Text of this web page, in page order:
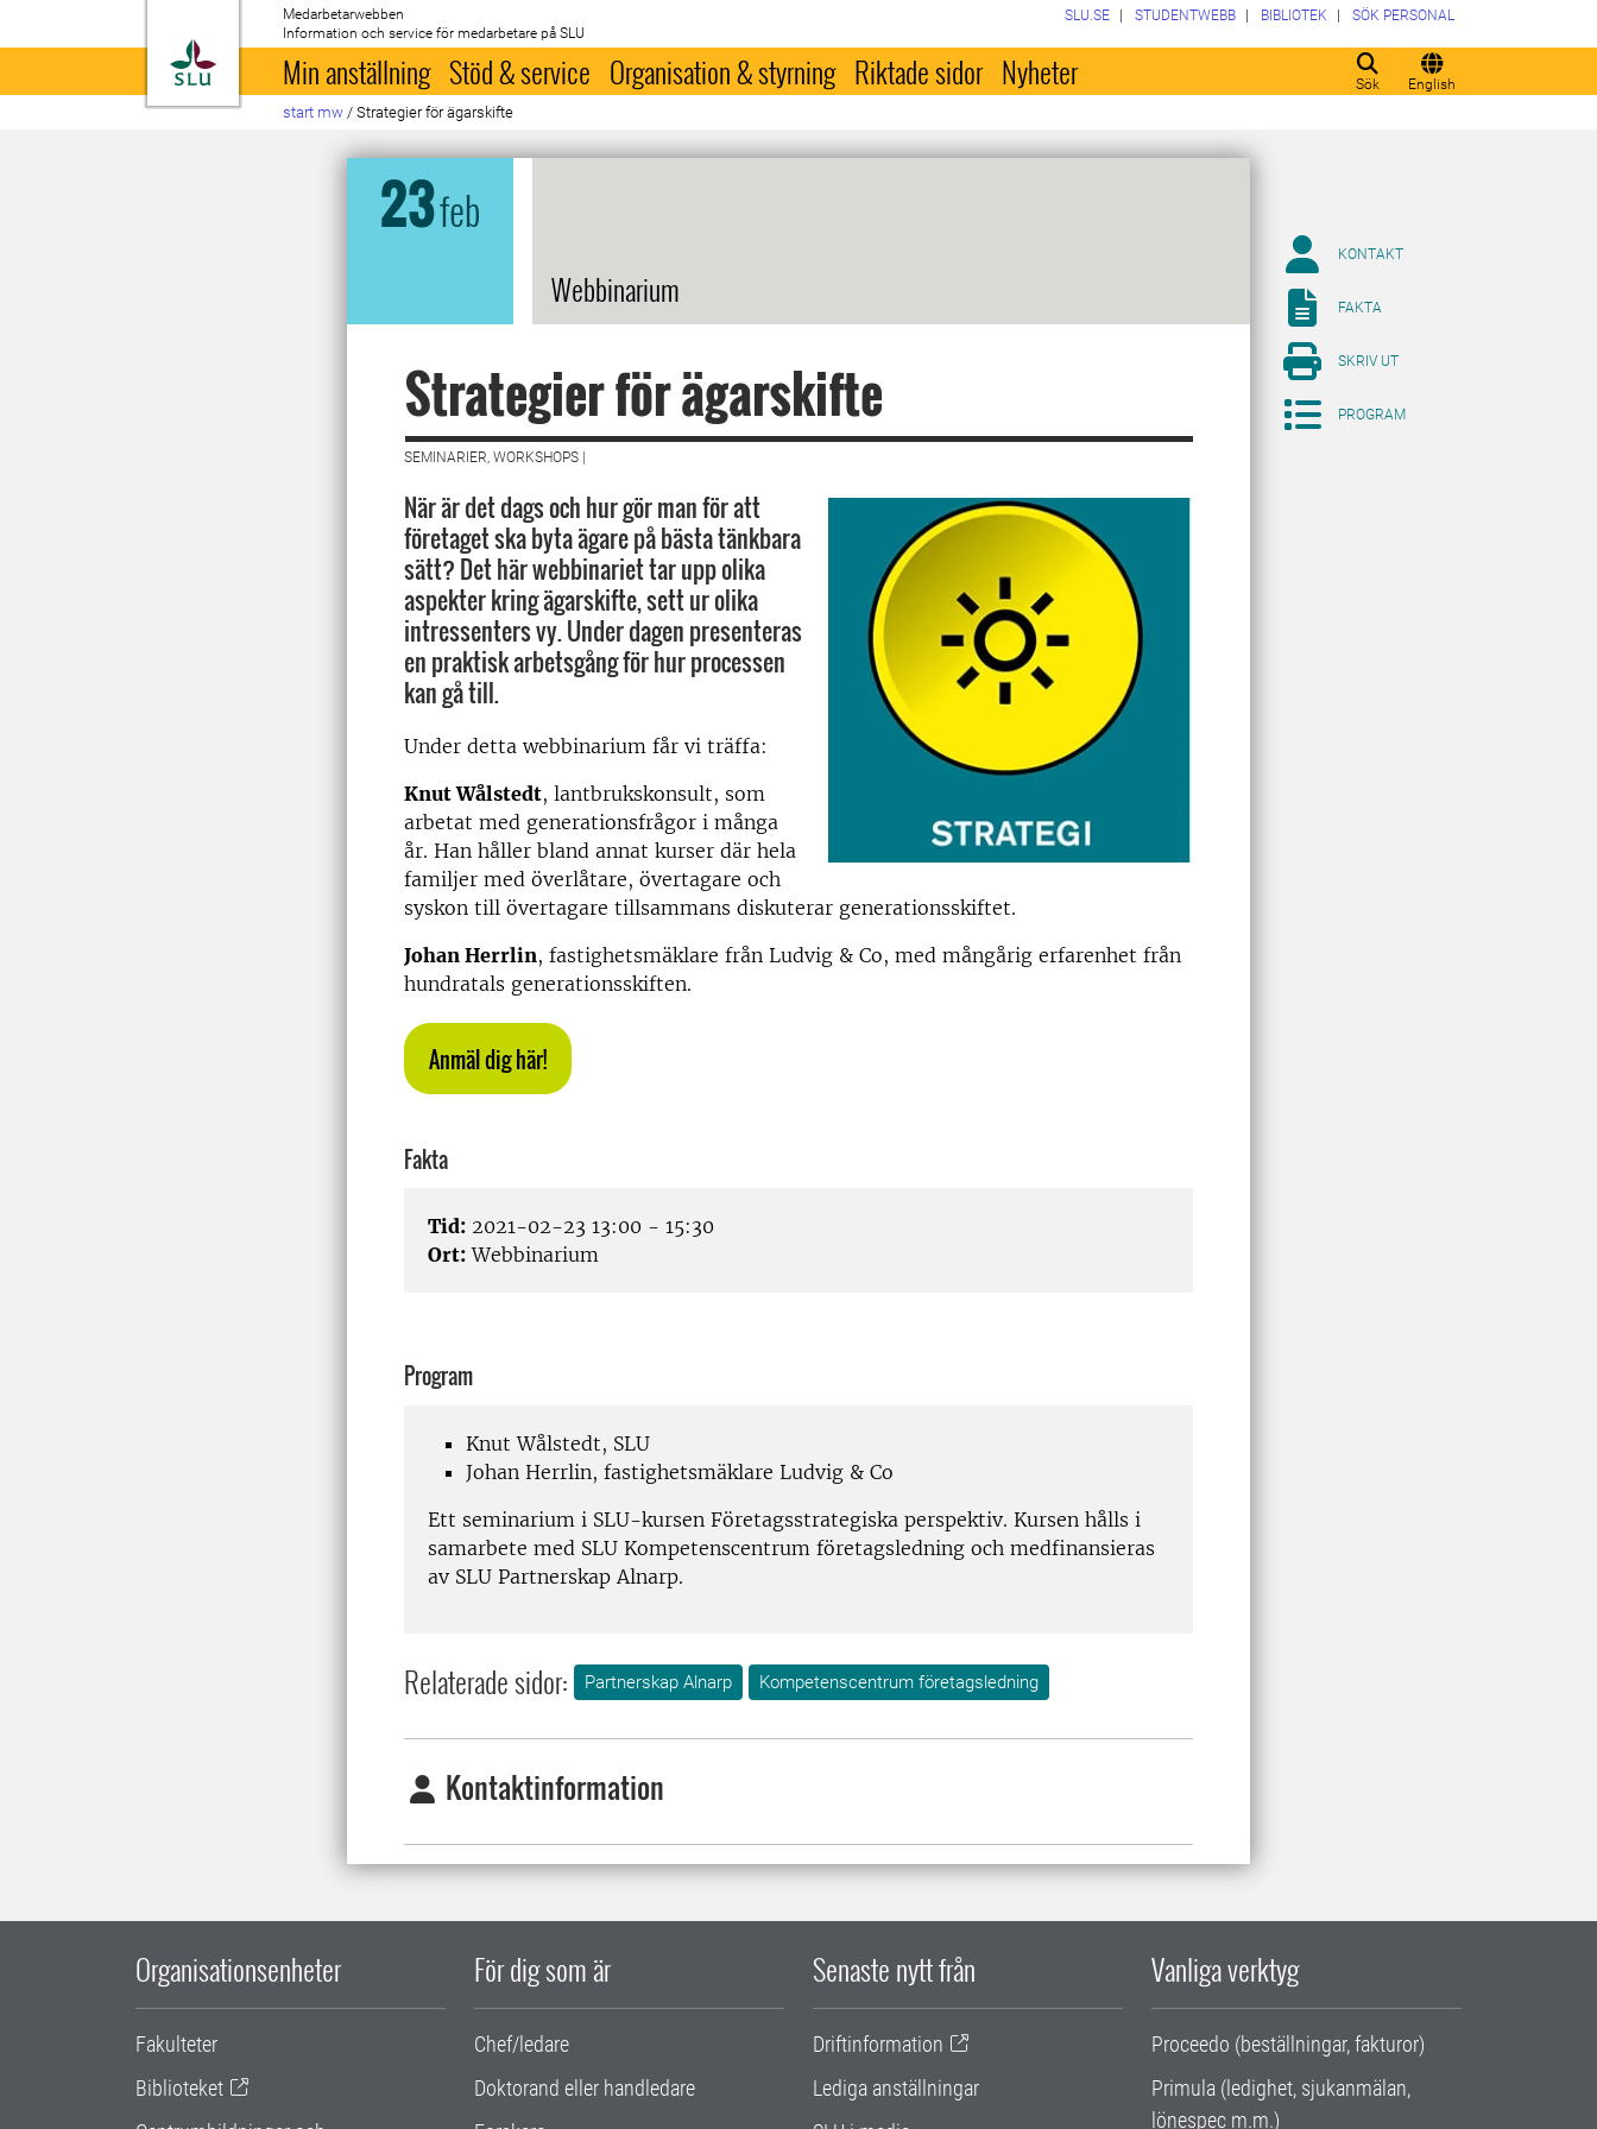
Till startsida
Medarbetarwebben
Information och service för medarbetare på SLU
Sök English
SLU.SE STUDENTWEBB BIBLIOTEK SÖK PERSONAL
Min anställning Stöd & service Organisation & styrning Riktade sidor Nyheter
start mw / Strategier för ägarskifte
23feb
Webbinarium
Strategier för ägarskifte
SEMINARIER, WORKSHOPS |
När är det dags och hur gör man för att
företaget ska byta ägare på bästa tänkbara
sätt? Det här webbinariet tar upp olika
aspekter kring ägarskifte, sett ur olika
intressenters vy. Under dagen presenteras
en praktisk arbetsgång för hur processen
kan gå till.
Under detta webbinarium får vi träffa:
Knut Wålstedt, lantbrukskonsult, som
arbetat med generationsfrågor i många
år. Han håller bland annat kurser där hela
familjer med överlåtare, övertagare och
syskon till övertagare tillsammans diskuterar generationsskiftet.
Johan Herrlin, fastighetsmäklare från Ludvig & Co, med mångårig erfarenhet från
hundratals generationsskiften.
Anmäl dig här!
Fakta
Tid: 2021-02-23 13:00 - 15:30
Ort: Webbinarium
Program
Knut Wålstedt, SLU
Johan Herrlin, fastighetsmäklare Ludvig & Co
Ett seminarium i SLU-kursen Företagsstrategiska perspektiv. Kursen hålls i
samarbete med SLU Kompetenscentrum företagsledning och medfinansieras
av SLU Partnerskap Alnarp.
Relaterade sidor: Partnerskap Alnarp Kompetenscentrum företagsledning
Kontaktinformation
KONTAKT
FAKTA
SKRIV UT
PROGRAM
Organisationsenheter
Fakulteter
Biblioteket
För dig som är
Chef/ledare
Doktorand eller handledare
Senaste nytt från
Driftinformation
Lediga anställningar
Vanliga verktyg
Proceedo (beställningar, fakturor)
Primula (ledighet, sjukanmälan,
lönespec m.m.)